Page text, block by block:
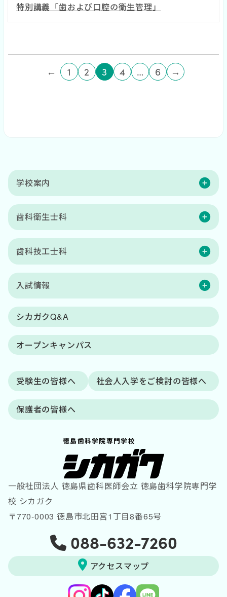
特別講義「歯および口腔の衛生管理」
← 1 2 3 4 … 6 →
学校案内
歯科衛生士科
歯科技工士科
入試情報
シカガクQ&A
オープンキャンパス
受験生の皆様へ 社会人入学をご検討の皆様へ
保護者の皆様へ
徳島歯科学院専門学校
一般社団法人 徳島県歯科医師会立 徳島歯科学院専門学
校 シカガク
〒770-0003 徳島市北田宮1丁目8番65号
088-632-7260
アクセスマップ